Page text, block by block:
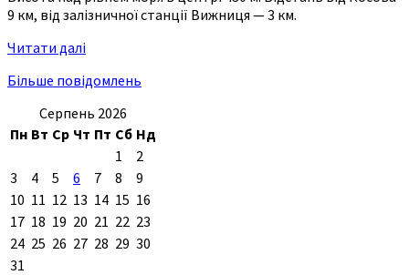
9 км, від залізничної станції Вижниця — 3 км.
Читати далі
Більше повідомлень
Серпень 2026
Пн Вт Ср Чт Пт Сб Нд
1
2
3
4 5 6 7 8
9
10 11 12 13 14 15 16
17 18 19 20 21 22 23
24 25 26 27 28 29 30
31